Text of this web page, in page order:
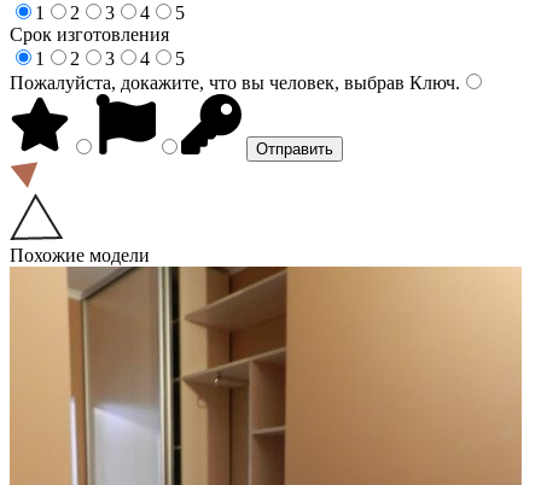
1
2 3 4
5
Срок изготовления
1
2 3 4
5
Пожалуйста, докажите, что вы человек, выбрав Ключ.
Похожие модели